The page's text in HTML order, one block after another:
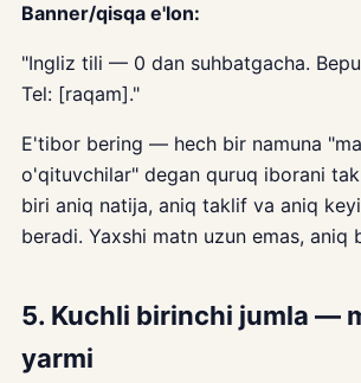
Banner/qisqa e'lon:
"Ingliz tili — 0 dan suhbatgacha.
Tel: [raqam]."
E'tibor bering — hech bir namuna
o'qituvchilar" degan quruq iborani
biri aniq natija, aniq taklif va aniq
beradi. Yaxshi matn uzun emas, aniq
5. Kuchli birinchi jumla —
yarmi